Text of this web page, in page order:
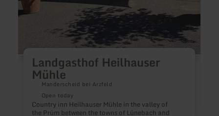
Landgasthof Heilhauser
Mühle
Manderscheid bei Arzfeld
Open today
Country inn Heilhauser Mühle in the valley of
the Prüm between the towns of Lünebach and